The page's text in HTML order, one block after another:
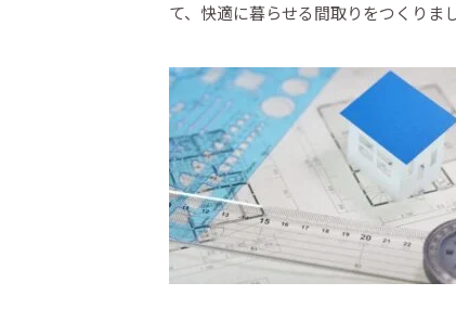
て、快適に暮らせる間取りをつくりまし